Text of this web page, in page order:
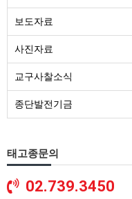
보도자료
사진자료
교구사찰소식
종단발전기금
태고종문의
02.739.3450